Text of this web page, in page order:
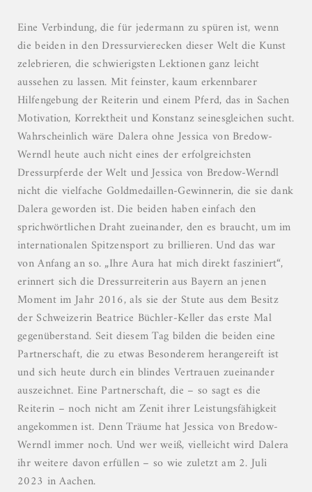
05
06
Eine Verbindung, die für jedermann zu spüren ist, wenn
die beiden in den Dressurvierecken dieser Welt die Kunst
zelebrieren, die schwierigsten Lektionen ganz leicht
aussehen zu lassen. Mit feinster, kaum erkennbarer
Hilfengebung der Reiterin und einem Pferd, das in Sachen
Motivation, Korrektheit und Konstanz seinesgleichen sucht.
Wahrscheinlich wäre Dalera ohne Jessica von Bredow-
Werndl heute auch nicht eines der erfolgreichsten
Dressurpferde der Welt und Jessica von Bredow-Werndl
nicht die vielfache Goldmedaillen-Gewinnerin, die sie dank
Dalera geworden ist. Die beiden haben einfach den
sprichwörtlichen Draht zueinander, den es braucht, um im
internationalen Spitzensport zu brillieren. Und das war
von Anfang an so. „Ihre Aura hat mich direkt fasziniert“,
erinnert sich die Dressurreiterin aus Bayern an jenen
Moment im Jahr 2016, als sie der Stute aus dem Besitz
der Schweizerin Beatrice Büchler-Keller das erste Mal
gegenüberstand. Seit diesem Tag bilden die beiden eine
Partnerschaft, die zu etwas Besonderem herangereift ist
und sich heute durch ein blindes Vertrauen zueinander
auszeichnet. Eine Partnerschaft, die – so sagt es die
Reiterin – noch nicht am Zenit ihrer Leistungsfähigkeit
angekommen ist. Denn Träume hat Jessica von Bredow-
Werndl immer noch. Und wer weiß, vielleicht wird Dalera
ihr weitere davon erfüllen – so wie zuletzt am 2. Juli
2023 in Aachen.